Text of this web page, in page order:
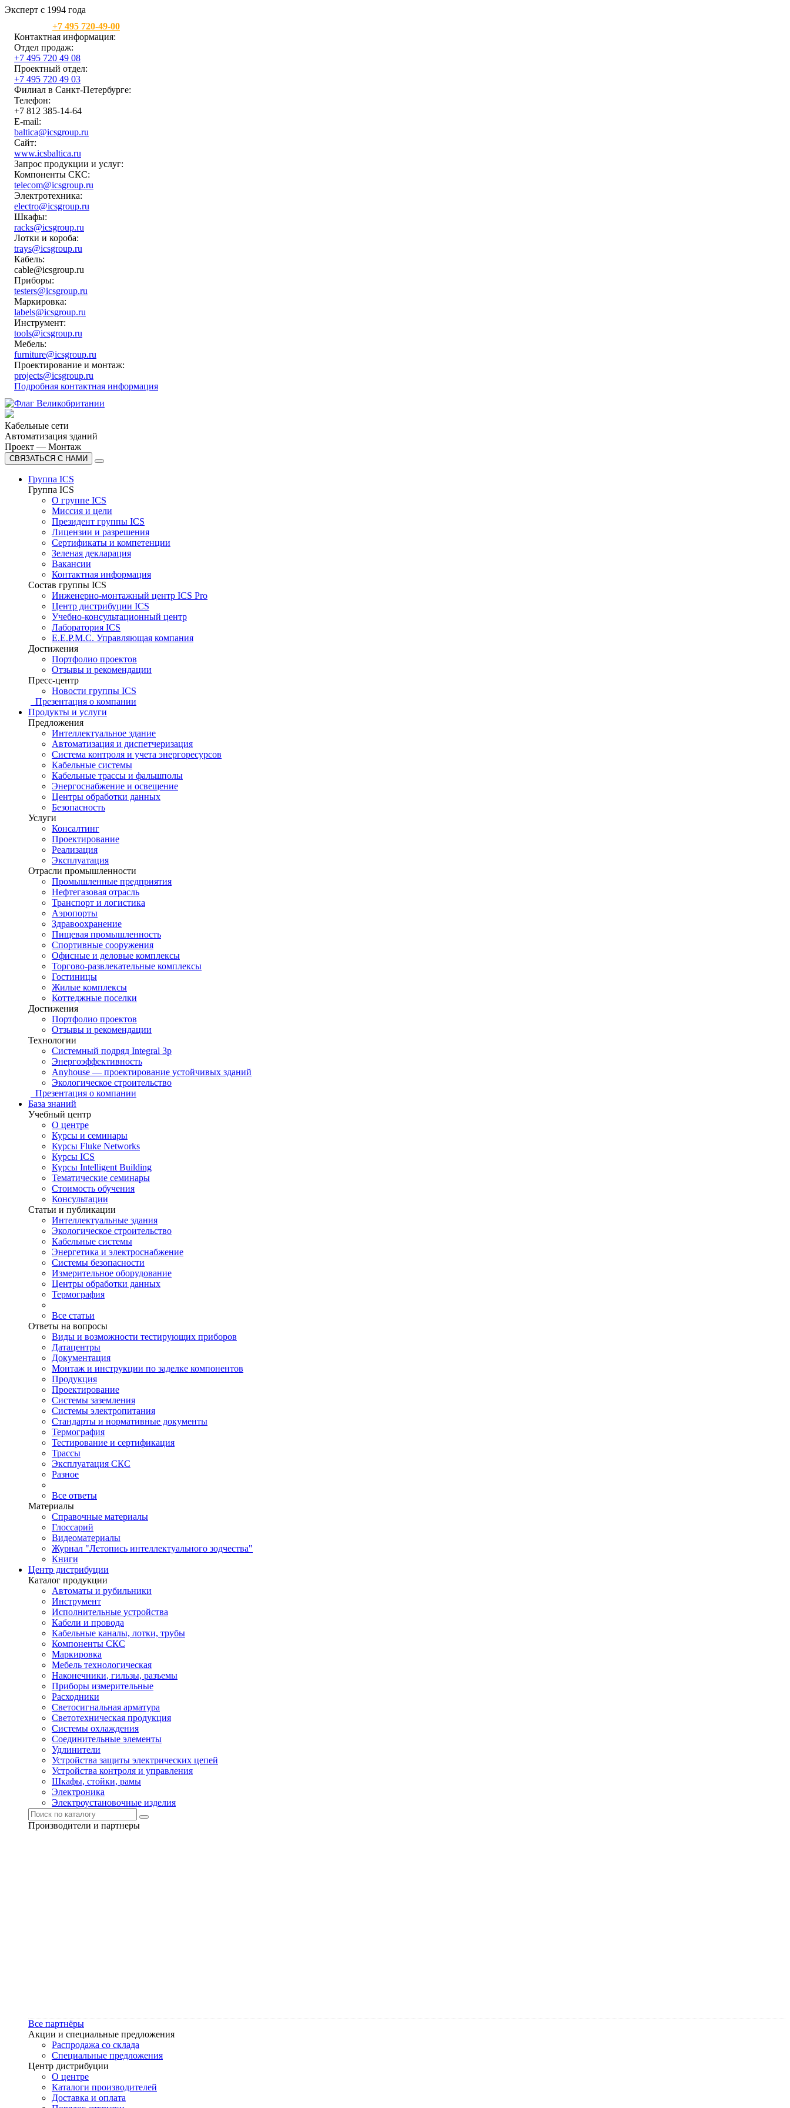
Эксперт с 1994 года
+7 495 720-49-00
Контактная информация:
Отдел продаж:
+7 495 720 49 08
Проектный отдел:
+7 495 720 49 03
Филиал в Санкт-Петербурге:
Телефон:
+7 812 385-14-64
E-mail:
baltica@icsgroup.ru
Сайт:
www.icsbaltica.ru
Запрос продукции и услуг:
Компоненты СКС:
telecom@icsgroup.ru
Электротехника:
electro@icsgroup.ru
Шкафы:
racks@icsgroup.ru
Лотки и короба:
trays@icsgroup.ru
Кабель:
cable@icsgroup.ru
Приборы:
testers@icsgroup.ru
Маркировка:
labels@icsgroup.ru
Инструмент:
tools@icsgroup.ru
Мебель:
furniture@icsgroup.ru
Проектирование и монтаж:
projects@icsgroup.ru
Подробная контактная информация
Кабельные сети
Автоматизация зданий
Проект — Монтаж
СВЯЗАТЬСЯ С НАМИ
Группа ICS
Группа ICS
О группе ICS
Миссия и цели
Президент группы ICS
Лицензии и разрешения
Сертификаты и компетенции
Зеленая декларация
Вакансии
Контактная информация
Состав группы ICS
Инженерно-монтажный центр ICS Pro
Центр дистрибуции ICS
Учебно-консультационный центр
Лаборатория ICS
E.E.P.M.C. Управляющая компания
Достижения
Портфолио проектов
Отзывы и рекомендации
Пресс-центр
Новости группы ICS
Презентация о компании
Продукты и услуги
Предложения
Интеллектуальное здание
Автоматизация и диспетчеризация
Система контроля и учета энергоресурсов
Кабельные системы
Кабельные трассы и фальшполы
Энергоснабжение и освещение
Центры обработки данных
Безопасность
Услуги
Консалтинг
Проектирование
Реализация
Эксплуатация
Отрасли промышленности
Промышленные предприятия
Нефтегазовая отрасль
Транспорт и логистика
Аэропорты
Здравоохранение
Пищевая промышленность
Спортивные сооружения
Офисные и деловые комплексы
Торгово-развлекательные комплексы
Гостиницы
Жилые комплексы
Коттеджные поселки
Достижения
Портфолио проектов
Отзывы и рекомендации
Технологии
Системный подряд Integral 3p
Энергоэффективность
Anyhouse — проектирование устойчивых зданий
Экологическое строительство
Презентация о компании
База знаний
Учебный центр
О центре
Курсы и семинары
Курсы Fluke Networks
Курсы ICS
Курсы Intelligent Building
Тематические семинары
Стоимость обучения
Консультации
Статьи и публикации
Интеллектуальные здания
Экологическое строительство
Кабельные системы
Энергетика и электроснабжение
Системы безопасности
Измерительное оборудование
Центры обработки данных
Термография
Все статьи
Ответы на вопросы
Виды и возможности тестирующих приборов
Датацентры
Документация
Монтаж и инструкции по заделке компонентов
Продукция
Проектирование
Системы заземления
Системы электропитания
Стандарты и нормативные документы
Термография
Тестирование и сертификация
Трассы
Эксплуатация СКС
Разное
Все ответы
Материалы
Справочные материалы
Глоссарий
Видеоматериалы
Журнал "Летопись интеллектуального зодчества"
Книги
Центр дистрибуции
Каталог продукции
Автоматы и рубильники
Инструмент
Исполнительные устройства
Кабели и провода
Кабельные каналы, лотки, трубы
Компоненты СКС
Маркировка
Мебель технологическая
Наконечники, гильзы, разъемы
Приборы измерительные
Расходники
Светосигнальная арматура
Светотехническая продукция
Системы охлаждения
Соединительные элементы
Удлинители
Устройства защиты электрических цепей
Устройства контроля и управления
Шкафы, стойки, рамы
Электроника
Электроустановочные изделия
Производители и партнеры
Все партнёры
Акции и специальные предложения
Распродажа со склада
Специальные предложения
Центр дистрибуции
О центре
Каталоги производителей
Доставка и оплата